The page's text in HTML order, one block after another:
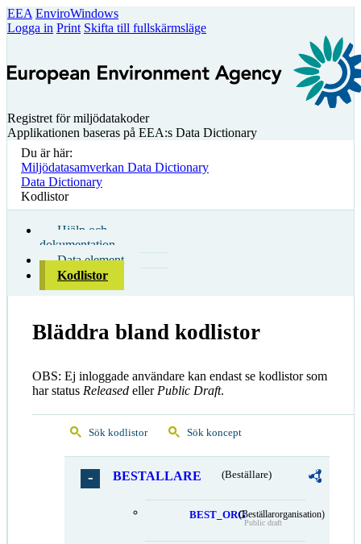
EEA EnviroWindows
Logga in Print Skifta till fullskärmsläge
Registret för miljödatakoder
Applikationen baseras på EEA:s Data Dictionary
Du är här:
Miljödatasamverkan Data Dictionary
Data Dictionary
Kodlistor
Hjälp och
dokumentation
Data element
Kodlistor
Bläddra bland kodlistor
OBS: Ej inloggade användare kan endast se kodlistor som
har status Released eller Public Draft.
Sök kodlistor Sök koncept
BESTALLARE (Beställare)
BEST_ORG(Beställarorganisation)
Public draft